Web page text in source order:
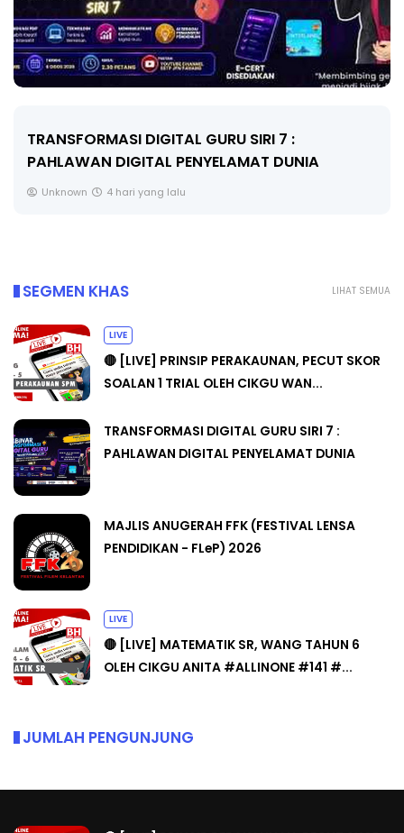
MAJLIS ANUGERAH FFK (FESTIVAL
PENDIDIKAN - FLeP) 2026
Unknown
LIHAT SEMUA
SEGMEN KHAS
LIVE
🔴 [LIVE] PRINSIP PERAKAUNAN, PECUT SKOR
SOALAN 1 TRIAL OLEH CIKGU WAN...
TRANSFORMASI DIGITAL GURU SIRI 7 :
PAHLAWAN DIGITAL PENYELAMAT DUNIA
MAJLIS ANUGERAH FFK (FESTIVAL LENSA
PENDIDIKAN - FLeP) 2026
LIVE
🔴 [LIVE] MATEMATIK SR, WANG TAHUN 6
OLEH CIKGU ANITA #ALLINONE #141 #...
JUMLAH PENGUNJUNG